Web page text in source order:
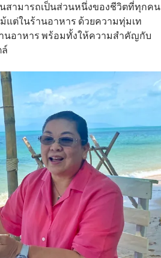
สามารถเป็นส่วนหนึ่งของชีวิตที่ทุกคน
แต่ในร้านอาหาร ด้วยความทุ่มเท
นอาหาร พร้อมทั้งให้ความสำคัญกับ